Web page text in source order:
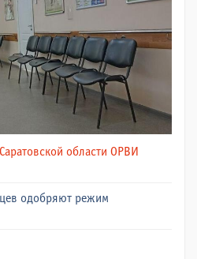
области ОРВИ
одобряют режим